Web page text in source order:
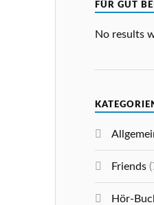
FÜR GUT
No results
Friends
Hör-